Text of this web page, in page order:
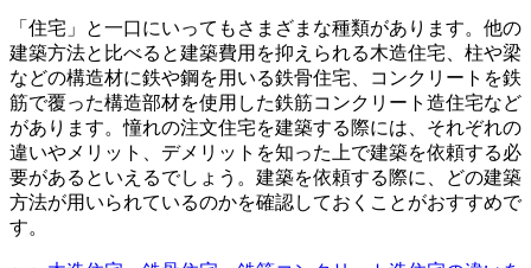
「住宅」と一口にいってもさまざまな種類があります。他の
建築方法と比べると建築費用を抑えられる木造住宅、柱や梁
などの構造材に鉄や鋼を用いる鉄骨住宅、コンクリートを鉄
筋で覆った構造部材を使用した鉄筋コンクリート造住宅など
があります。憧れの注文住宅を建築する際には、それぞれの
違いやメリット、デメリットを知った上で建築を依頼する必
要があるといえるでしょう。建築を依頼する際に、どの建築
方法が用いられているのかを確認しておくことがおすすめで
す。